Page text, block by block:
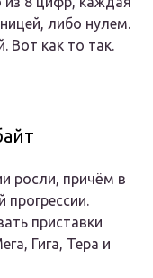
либо нулем.
Вот как то так.
росли, причём в
прогрессии.
приставки
Гига, Тера и